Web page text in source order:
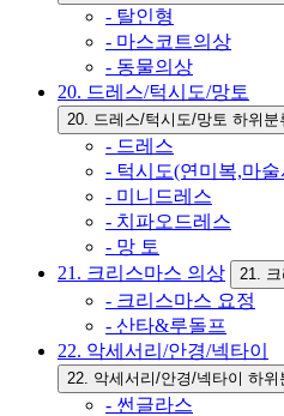
- 탈인형
- 마스코트의상
- 동물의상
20. 드레스/턱시도/망토
20. 드레스/턱시도/망토 하위분
- 드레스
- 턱시도(연미복,마술
- 미니드레스
- 치파오드레스
- 망 토
21. 크리스마스 의상
21.
- 크리스마스 요정
- 산타&루돌프
22. 악세서리/안경/넥타이
22. 악세서리/안경/넥타이 하위
- 썬글라스